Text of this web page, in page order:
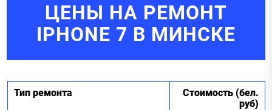
ЦЕНЫ НА РЕМОНТ
IPHONE 7 В МИНСКЕ
Тип ремонта
Стоимость (бел.
руб)